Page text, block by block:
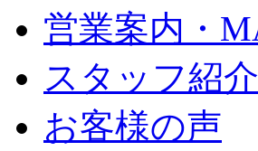
営業案内・
スタッフ紹介
お客様の声